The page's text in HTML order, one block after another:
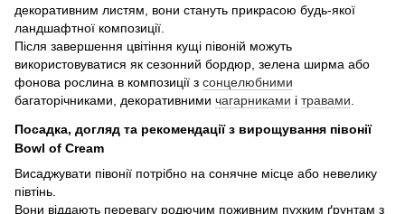
декоративним листям, вони стануть прикрасою будь-якої
ландшафтної композиції.
Після завершення цвітіння кущі півоній можуть
використовуватися як сезонний бордюр, зелена ширма або
фонова рослина в композиції з сонцелюбними
багаторічниками, декоративними чагарниками і травами
Посадка, догляд та рекомендації з вирощування півонії
Bowl of Cream
Висаджувати півонії потрібно на сонячне місце або невелику
півтінь.
Вони віддають перевагу родючим поживним пухким ґрунтам з